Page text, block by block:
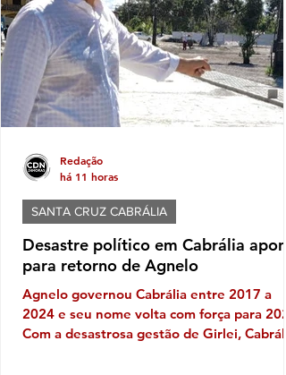
Desastre político em Cabrália
para retorno de Agnelo
Agnelo governou Cabrália entre 2017 a
2024 e seu nome volta com força para
Com a desastrosa gestão de Girlei,
SANTA CRUZ CABRÁLIA
Redação
há 11 horas